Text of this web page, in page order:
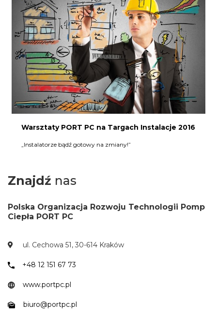
Warsztaty PORT PC na Targach Instalacje 2016
„Instalatorze bądź gotowy na zmiany!”
Znajdź nas
Polska Organizacja Rozwoju Technologii Pomp
Ciepła PORT PC
ul. Cechowa 51, 30-614 Kraków
+48 12 151 67 73
www.portpc.pl
biuro@portpc.pl